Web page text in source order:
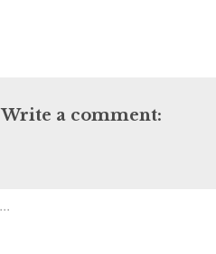
Write a comment: